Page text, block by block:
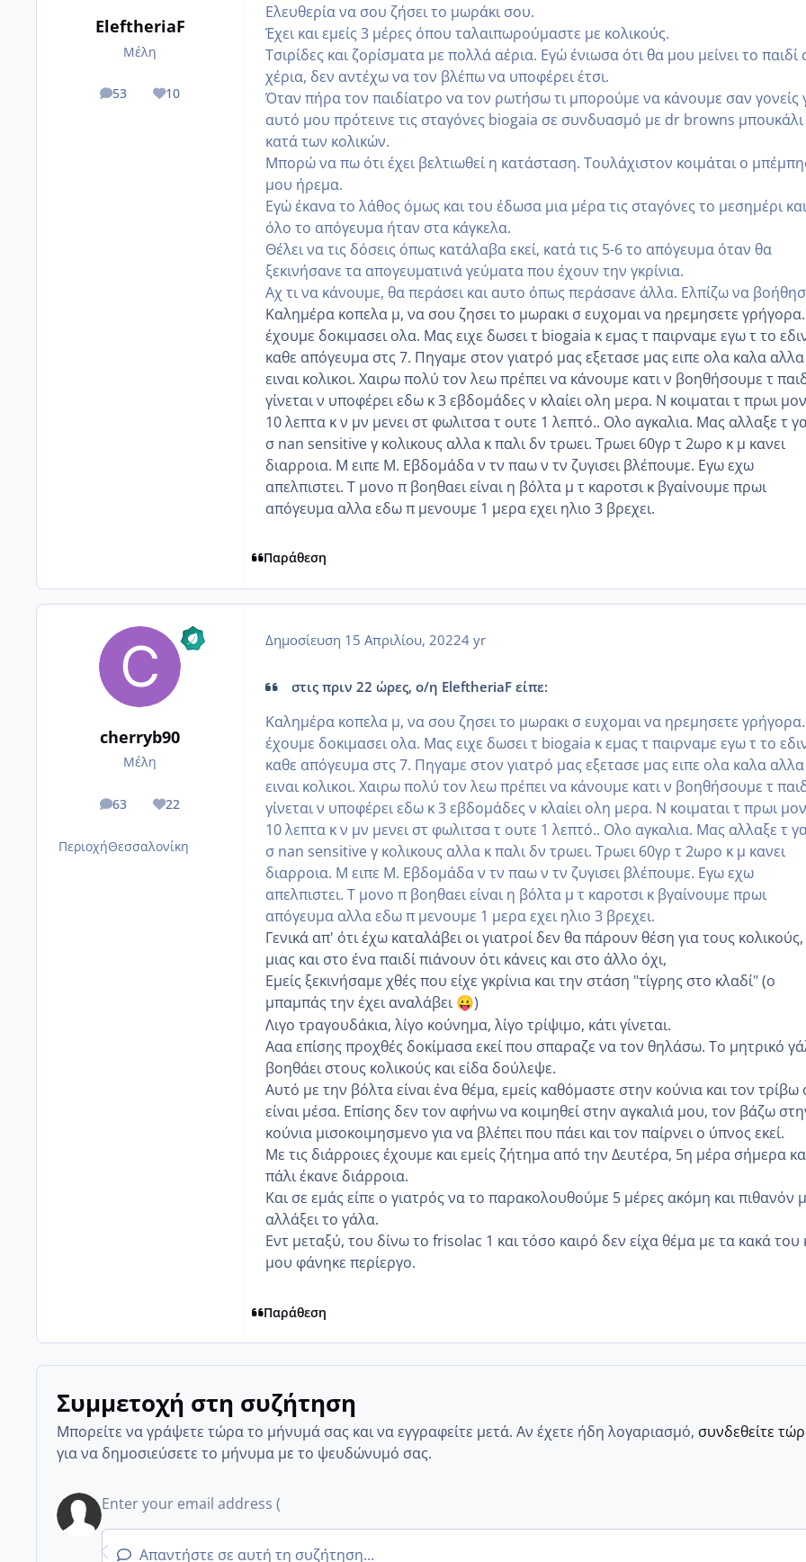
EleftheriaF
Μέλη
53
posts 10
Reputation
Ελευθερία να σου ζήσει το μωράκι σου.
Έχει και εμείς 3 μέρες όπου ταλαιπωρούμαστε με κολικούς.
Τσιρίδες και ζορίσματα με πολλά αέρια. Εγώ ένιωσα ότι θα μου μείνει το παιδί
χέρια, δεν αντέχω να τον βλέπω να υποφέρει έτσι.
Όταν πήρα τον παιδίατρο να τον ρωτήσω τι μπορούμε να κάνουμε σαν γονείς
αυτό μου πρότεινε τις σταγόνες biogaia σε συνδυασμό με dr browns μπουκάλι
κατά των κολικών.
Μπορώ να πω ότι έχει βελτιωθεί η κατάσταση. Τουλάχιστον κοιμάται ο
μου ήρεμα.
Εγώ έκανα το λάθος όμως και του έδωσα μια μέρα τις σταγόνες το μεσημέρι και
όλο το απόγευμα ήταν στα κάγκελα.
Θέλει να τις δόσεις όπως κατάλαβα εκεί, κατά τις 5-6 το απόγευμα όταν θα
ξεκινήσανε τα απογευματινά γεύματα που έχουν την γκρίνια.
Αχ τι να κάνουμε, θα περάσει και αυτο όπως περάσανε άλλα. Ελπίζω να
Καλημέρα κοπελα μ, να σου ζησει το μωρακι σ ευχομαι να ηρεμησετε
έχουμε δοκιμασει ολα. Μας ειχε δωσει τ biogaia κ εμας τ παιρναμε εγω τ το
καθε απόγευμα στς 7. Πηγαμε στον γιατρό μας εξετασε μας ειπε ολα καλα αλλα
ειναι κολικοι. Χαιρω πολύ τον λεω πρέπει να κάνουμε κατι ν βοηθήσουμε τ
γίνεται ν υποφέρει εδω κ 3 εβδομάδες ν κλαίει ολη μερα. Ν κοιμαται τ πρωι
10 λεπτα κ ν μν μενει στ φωλιτσα τ ουτε 1 λεπτό.. Ολο αγκαλια. Μας αλλαξε τ
σ nan sensitive γ κολικους αλλα κ παλι δν τρωει. Τρωει 60γρ τ 2ωρο κ μ κανει
διαρροια. Μ ειπε Μ. Εβδομάδα ν τν παω ν τν ζυγισει βλέπουμε. Εγω εχω
απελπιστει. Τ μονο π βοηθαει είναι η βόλτα μ τ καροτσι κ βγαίνουμε πρωι
απόγευμα αλλα εδω π μενουμε 1 μερα εχει ηλιο 3 βρεχει.
Παράθεση
cherryb90
Μέλη
63
posts 22
Reputation
ΠεριοχήΘεσσαλονίκη
Δημοσίευση 15 Απριλίου, 20224 yr
στις πριν 22 ώρες, ο/η EleftheriaF είπε:
Καλημέρα κοπελα μ, να σου ζησει το μωρακι σ ευχομαι να ηρεμησετε
έχουμε δοκιμασει ολα. Μας ειχε δωσει τ biogaia κ εμας τ παιρναμε εγω τ το
καθε απόγευμα στς 7. Πηγαμε στον γιατρό μας εξετασε μας ειπε ολα καλα αλλα
ειναι κολικοι. Χαιρω πολύ τον λεω πρέπει να κάνουμε κατι ν βοηθήσουμε τ
γίνεται ν υποφέρει εδω κ 3 εβδομάδες ν κλαίει ολη μερα. Ν κοιμαται τ πρωι
10 λεπτα κ ν μν μενει στ φωλιτσα τ ουτε 1 λεπτό.. Ολο αγκαλια. Μας αλλαξε τ
σ nan sensitive γ κολικους αλλα κ παλι δν τρωει. Τρωει 60γρ τ 2ωρο κ μ κανει
διαρροια. Μ ειπε Μ. Εβδομάδα ν τν παω ν τν ζυγισει βλέπουμε. Εγω εχω
απελπιστει. Τ μονο π βοηθαει είναι η βόλτα μ τ καροτσι κ βγαίνουμε πρωι
απόγευμα αλλα εδω π μενουμε 1 μερα εχει ηλιο 3 βρεχει.
Γενικά απ' ότι έχω καταλάβει οι γιατροί δεν θα πάρουν θέση για τους κολικούς,
μιας και στο ένα παιδί πιάνουν ότι κάνεις και στο άλλο όχι,
Εμείς ξεκινήσαμε χθές που είχε γκρίνια και την στάση "τίγρης στο κλαδί" (ο
μπαμπάς την έχει αναλάβει 😛)
Λιγο τραγουδάκια, λίγο κούνημα, λίγο τρίψιμο, κάτι γίνεται.
Ααα επίσης προχθές δοκίμασα εκεί που σπαραζε να τον θηλάσω. Το μητρικό
βοηθάει στους κολικούς και είδα δούλεψε.
Αυτό με την βόλτα είναι ένα θέμα, εμείς καθόμαστε στην κούνια και τον τρίβω
είναι μέσα. Επίσης δεν τον αφήνω να κοιμηθεί στην αγκαλιά μου, τον βάζω
κούνια μισοκοιμησμενο για να βλέπει που πάει και τον παίρνει ο ύπνος εκεί.
Με τις διάρροιες έχουμε και εμείς ζήτημα από την Δευτέρα, 5η μέρα σήμερα
πάλι έκανε διάρροια.
Και σε εμάς είπε ο γιατρός να το παρακολουθούμε 5 μέρες ακόμη και πιθανόν
αλλάξει το γάλα.
Εντ μεταξύ, του δίνω το frisolac 1 και τόσο καιρό δεν είχα θέμα με τα κακά του
μου φάνηκε περίεργο.
Παράθεση
Συμμετοχή στη συζήτηση
Μπορείτε να γράψετε τώρα το μήνυμά σας και να εγγραφείτε μετά. Αν έχετε ήδη λογαριασμό, συνδεθείτε
για να δημοσιεύσετε το μήνυμα με το ψευδώνυμό σας.
Απαντήστε σε αυτή τη συζήτηση...